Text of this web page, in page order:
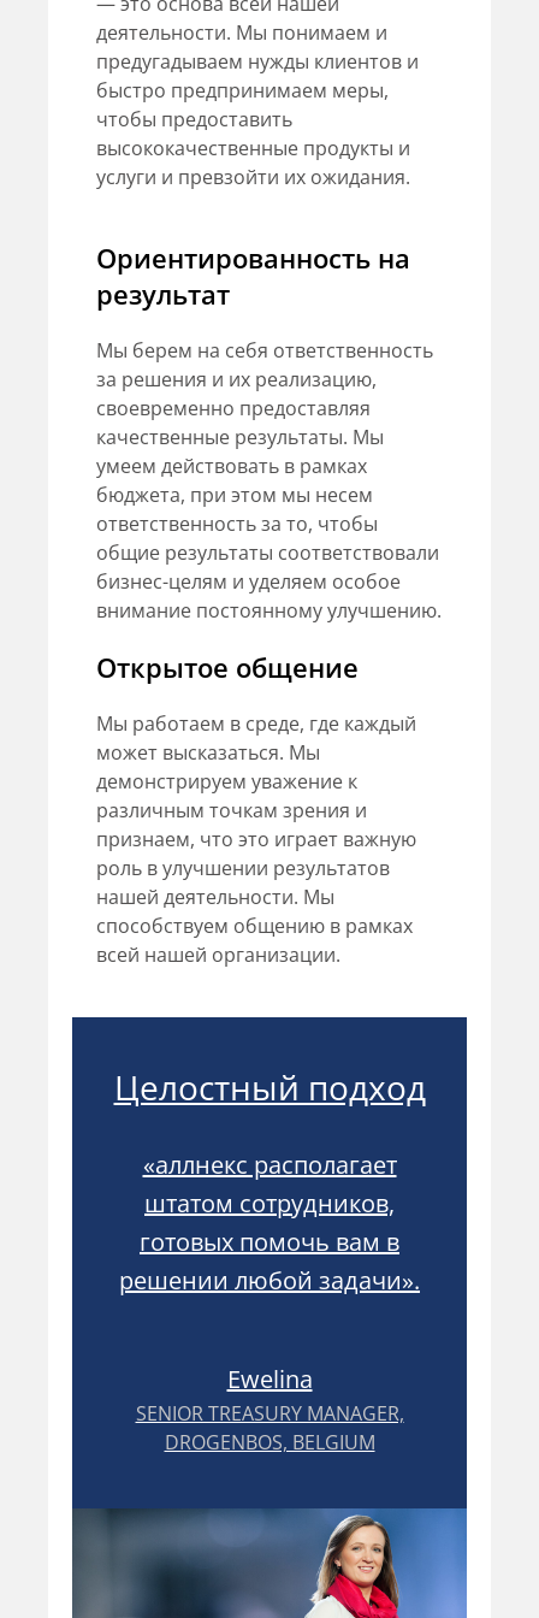
деятельности. Мы понимаем и
предугадываем нужды клиентов и
быстро предпринимаем меры,
чтобы предоставить
высококачественные продукты и
услуги и превзойти их ожидания.
Ориентированность на
результат
Мы берем на себя ответственность
за решения и их реализацию,
своевременно предоставляя
качественные результаты. Мы
умеем действовать в рамках
бюджета, при этом мы несем
ответственность за то, чтобы
общие результаты соответствовали
бизнес-целям и уделяем особое
внимание постоянному улучшению.
Открытое общение
Мы работаем в среде, где каждый
может высказаться. Мы
демонстрируем уважение к
различным точкам зрения и
признаем, что это играет важную
роль в улучшении результатов
нашей деятельности. Мы
способствуем общению в рамках
всей нашей организации.
Целостный подход
«аллнекс располагает
штатом сотрудников,
готовых помочь вам в
решении любой задачи».
Ewelina
SENIOR TREASURY MANAGER,
DROGENBOS, BELGIUM